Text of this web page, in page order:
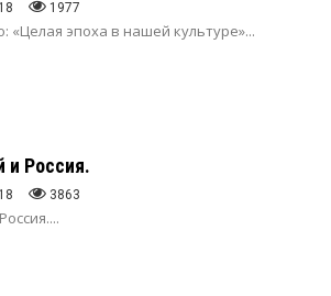
1977
«Целая эпоха в нашей культуре»...
и Россия.
3863